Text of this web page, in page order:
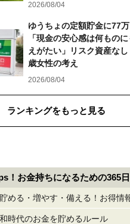
2026/08/04
ゆうちょの定額貯金に77万
「現金の安心感は何もの
えがたい」リスク資産な
歳女性の考え
2026/08/04
ランキングをもっと見る
！お金持ちになるための365日
める・増やす・備える！お得情
時代のお金を貯めるルール